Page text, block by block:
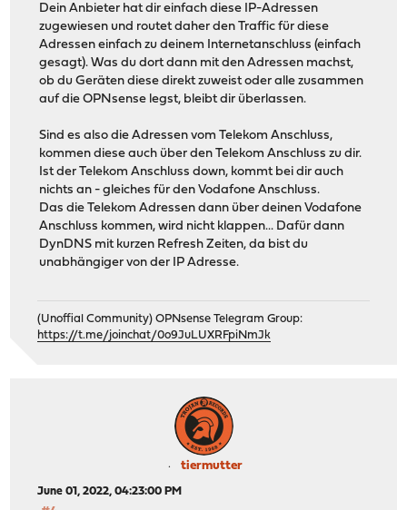
Dein Anbieter hat dir einfach diese IP-Adressen
zugewiesen und routet daher den Traffic für diese
Adressen einfach zu deinem Internetanschluss (einfach
gesagt). Was du dort dann mit den Adressen machst,
ob du Geräten diese direkt zuweist oder alle zusammen
auf die OPNsense legst, bleibt dir überlassen.
Sind es also die Adressen vom Telekom Anschluss,
kommen diese auch über den Telekom Anschluss zu dir.
Ist der Telekom Anschluss down, kommt bei dir auch
nichts an - gleiches für den Vodafone Anschluss.
Das die Telekom Adressen dann über deinen Vodafone
Anschluss kommen, wird nicht klappen... Dafür dann
DynDNS mit kurzen Refresh Zeiten, da bist du
unabhängiger von der IP Adresse.
(Unoffial Community) OPNsense Telegram Group:
https://t.me/joinchat/0o9JuLUXRFpiNmJk
tiermutter
June 01, 2022, 04:23:00 PM